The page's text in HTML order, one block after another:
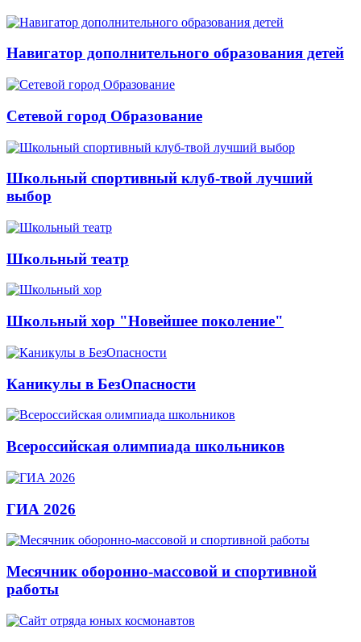
Навигатор дополнительного образования детей
Сетевой город Образование
Школьный спортивный клуб-твой лучший
выбор
Школьный театр
Школьный хор "Новейшее поколение"
Каникулы в БезОпасности
Всероссийская олимпиада школьников
ГИА 2026
Месячник оборонно-массовой и спортивной
работы